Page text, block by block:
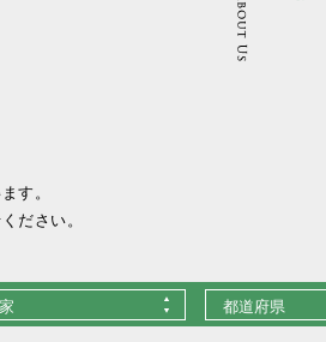
す。
ださい。
都道府県